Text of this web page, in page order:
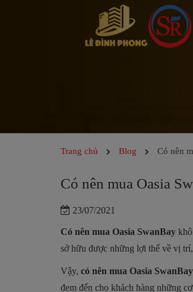
Trang chủ Blog Có nên
Có nên mua Oasia
23/07/2021
Có nên mua Oasia SwanBay
sở hữu được những lợi thế về vị
Vậy, có nên mua Oasia SwanBay
đem đến cho khách hàng những